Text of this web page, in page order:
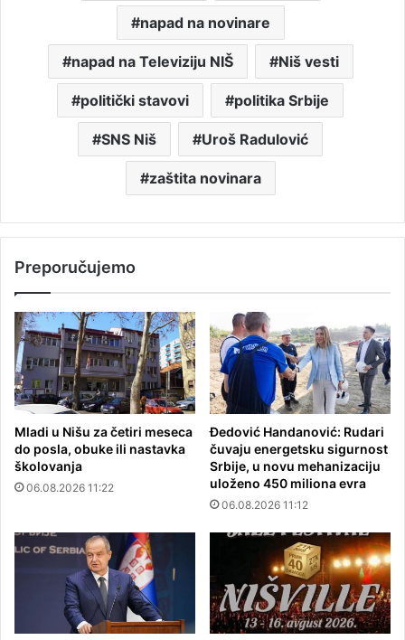
napad na novinare
napad na Televiziju NIŠ Niš vesti
politički stavovi politika Srbije
SNS Niš Uroš Radulović
zaštita novinara
Preporučujemo
Mladi u Nišu za četiri meseca
do posla, obuke ili nastavka
školovanja
06.08.2026 11:22
Đedović Handanović: Rudari
čuvaju energetsku sigurnost
Srbije, u novu mehanizaciju
uloženo 450 miliona evra
06.08.2026 11:12